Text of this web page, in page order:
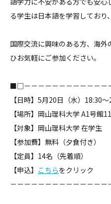
る学生は日本語を学習しており
国際交流に興味のある方、海
ひお気軽にご参加ください。
■□－－－－－－－－－－－－
【日時】5月20日（水）18:30
【場所】岡山理科大学 A1号館
【対象】岡山理科大学 在学生
【参加費】無料（夕食付き）
【定員】14名（先着順）
【申込】 こちらをクリック
－－－－－－－－－－－－－